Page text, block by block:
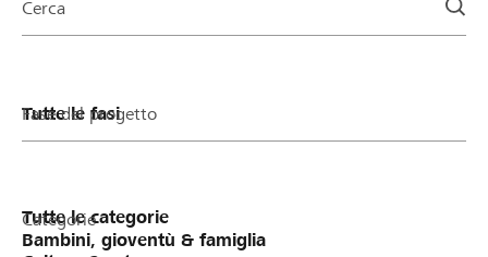
Cerca
Fase del progetto
Categorie